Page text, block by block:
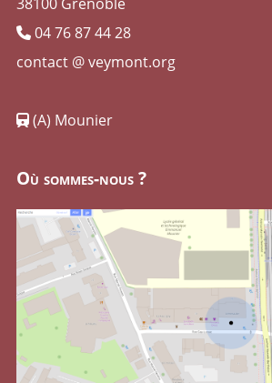
04 76 87 44 28
contact @ veymont.org
(A) Mounier
Où sommes-nous ?